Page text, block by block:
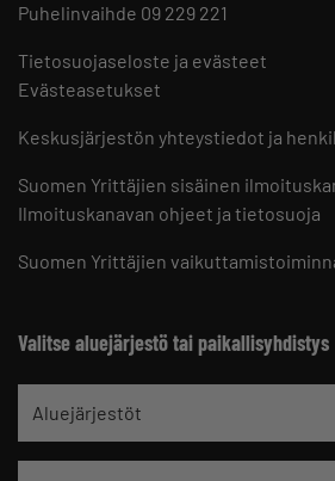
Puhelinvaihde 09 229 221
Tietosuojaseloste ja evästeet
Evästeasetukset
Keskusjärjestön yhteystiedot ja
Suomen Yrittäjien sisäinen
Ilmoituskanavan ohjeet ja tietosuoja
Suomen Yrittäjien
Valitse aluejärjestö tai paikallisyhdistys
Aluejärjestöt